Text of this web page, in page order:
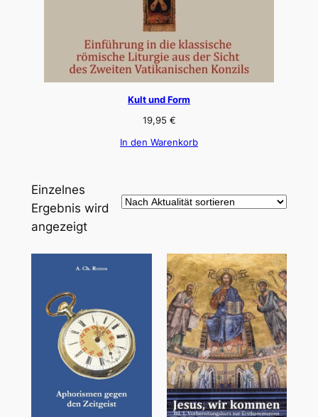
Kult und Form
19,95 €
In den Warenkorb
Einzelnes
Ergebnis wird
angezeigt